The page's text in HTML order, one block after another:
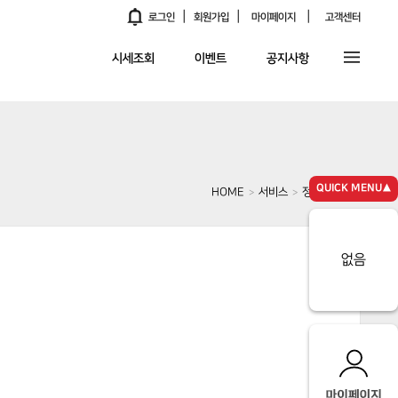
로그인 회원가입 마이페이지 고객센터
시세조회 이벤트 공지사항
QUICK MENU▲
없음
HOME > 서비스 > 정비네트워크